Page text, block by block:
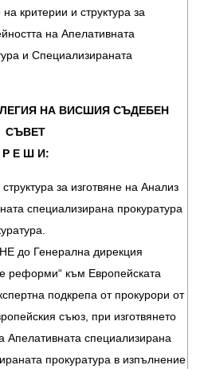
критерии и структура за
на Апелативната
и Специализираната
НА ВИСШИЯ СЪДЕБЕН
СЪВЕТ
Р Е Ш И:
за изготвяне на Анализ
специализирана прокуратура
до Генерална дирекция
реформи“ към Европейската
подкрепа от прокурори от
съюз, при изготвянето
Апелативната специализирана
прокуратура в изпълнение